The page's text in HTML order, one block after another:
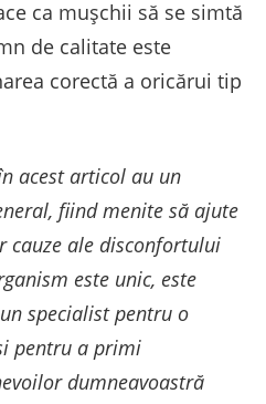
ca mușchii să se simtă
de calitate este
corectă a oricărui tip
acest articol au un
fiind menite să ajute
cauze ale disconfortului
este unic, este
specialist pentru o
pentru a primi
dumneavoastră